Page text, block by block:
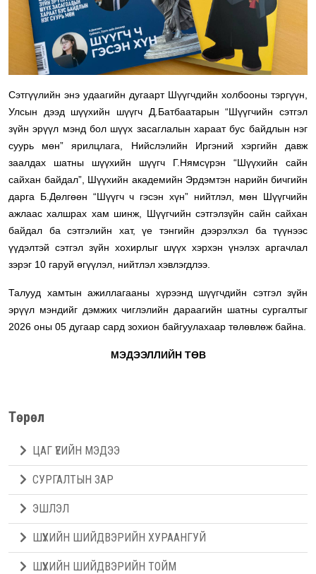
Сэтгүүлийн энэ удаагийн дугаарт Шүүгчдийн холбооны тэргүүн,
Улсын дээд шүүхийн шүүгч Д.Батбаатарын “Шүүгчийн сэтгэл
зүйн эрүүл мэнд бол шүүх засаглалын хараат бус байдлын нэг
суурь мөн” ярилцлага, Нийслэлийн Иргэний хэргийн давж
заалдах шатны шүүхийн шүүгч Г.Нямсүрэн “Шүүхийн сайн
сайхан байдал”, Шүүхийн академийн Эрдэмтэн нарийн бичгийн
дарга Б.Дөлгөөн “Шүүгч ч гэсэн хүн” нийтлэл, мөн Шүүгчийн
ажлаас халшрах хам шинж, Шүүгчийн сэтгэлзүйн сайн сайхан
байдал ба сэтгэлийн хат, үе тэнгийн дээрэлхэл ба түүнээс
үүдэлтэй сэтгэл зүйн хохирлыг шүүх хэрхэн үнэлэх аргачлал
зэрэг 10 гаруй өгүүлэл, нийтлэл хэвлэгдлээ.
Талууд хамтын ажиллагааны хүрээнд шүүгчдийн сэтгэл зүйн
эрүүл мэндийг дэмжих чиглэлийн дараагийн шатны сургалтыг
2026 оны 05 дугаар сард зохион байгуулахаар төлөвлөж байна.
МЭДЭЭЛЛИЙН ТӨВ
Төрөл
ЦАГ ҮЕИЙН МЭДЭЭ
СУРГАЛТЫН ЗАР
ЭШЛЭЛ
ШҮҮХИЙН ШИЙДВЭРИЙН ХУРААНГУЙ
ШҮҮХИЙН ШИЙДВЭРИЙН ТОЙМ